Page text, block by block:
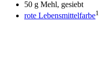
50 g Mehl, gesiebt
rote Lebensmittelfarbe1